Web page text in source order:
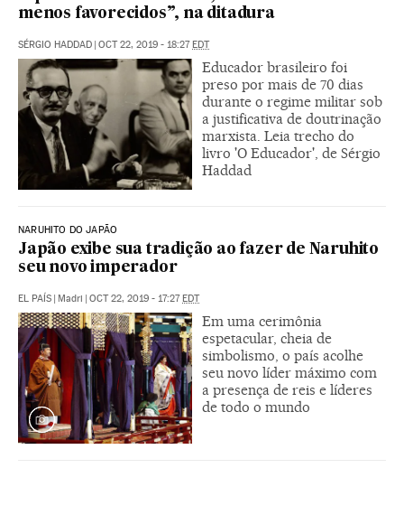
menos favorecidos”, na ditadura
SÉRGIO HADDAD OCT 22, 2019 - 18:27 EDT
Educador brasileiro foi
preso por mais de 70 dias
durante o regime militar sob
a justificativa de doutrinação
marxista. Leia trecho do
livro 'O Educador', de Sérgio
Haddad
NARUHITO DO JAPÃO
Japão exibe sua tradição ao fazer de Naruhito
seu novo imperador
EL PAÍS | Madri | OCT 22, 2019 - 17:27EDT
Em uma cerimônia
espetacular, cheia de
simbolismo, o país acolhe
seu novo líder máximo com
a presença de reis e líderes
de todo o mundo